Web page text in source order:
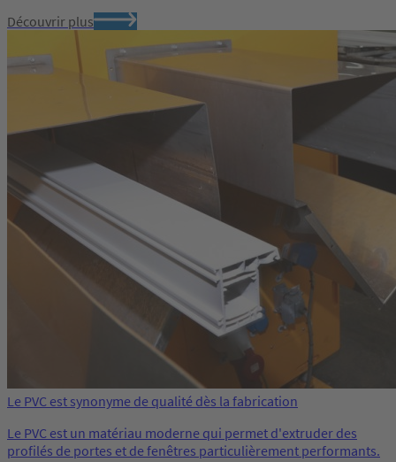
Découvrir plus
Le PVC est synonyme de qualité dès la fabrication
Le PVC est un matériau moderne qui permet d'extruder des
profilés de portes et de fenêtres particulièrement performants.